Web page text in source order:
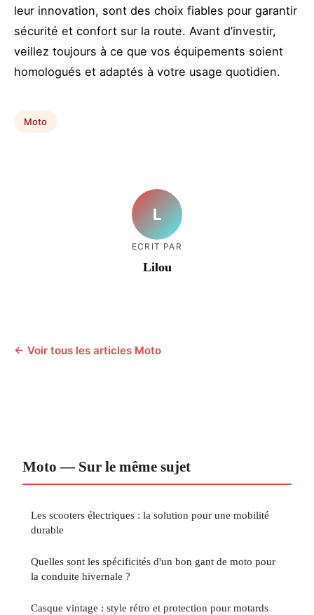
leur innovation, sont des choix fiables pour garantir
sécurité et confort sur la route. Avant d’investir,
veillez toujours à ce que vos équipements soient
homologués et adaptés à votre usage quotidien.
Moto
L
ECRIT PAR
Lilou
← Voir tous les articles Moto
Moto — Sur le même sujet
Les scooters électriques : la solution pour une mobilité
durable
Quelles sont les spécificités d'un bon gant de moto pour
la conduite hivernale ?
Casque vintage : style rétro et protection pour motards